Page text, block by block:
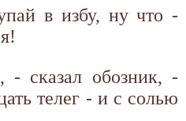
в избу, ну что -
- сказал обозник, -
телег - и с солью